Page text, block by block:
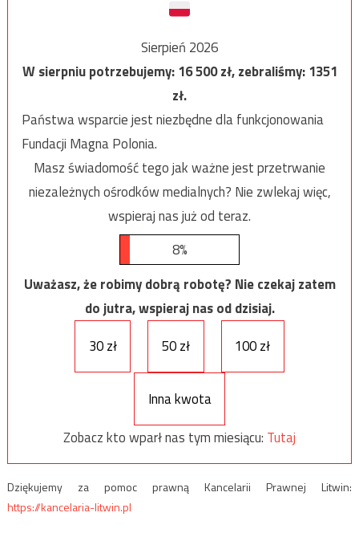
Sierpień 2026
W sierpniu potrzebujemy:16 500zł, zebraliśmy:1351
zł.
Państwa wsparcie jest niezbędne dla funkcjonowania
Fundacji Magna Polonia.
Masz świadomość tego jak ważne jest przetrwanie
niezależnych ośrodków medialnych? Nie zwlekaj więc,
wspieraj nas już od teraz.
8%
Uważasz, że robimy dobrą robotę? Nie czekaj zatem
do jutra, wspieraj nas od dzisiaj.
30 zł
50 zł 100 zł
Inna kwota
Zobacz kto wparł nas tym miesiącu: Tutaj
Dziękujemy za pomoc prawną Kancelarii Prawnej Litwin:
https://kancelaria-litwin.pl